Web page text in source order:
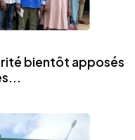
bientôt apposés